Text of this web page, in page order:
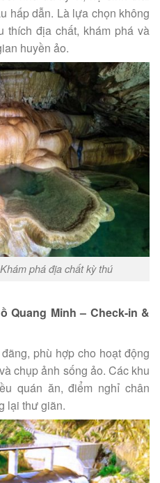
hấp dẫn. Là lựa chọn không
thích địa chất, khám phá và
huyền ảo.
phá địa chất kỳ thú
Quang Minh – Check-in &
phù hợp cho hoạt động
chụp ảnh sống ảo. Các khu
quán ăn, điểm nghỉ chân
lại thư giãn.